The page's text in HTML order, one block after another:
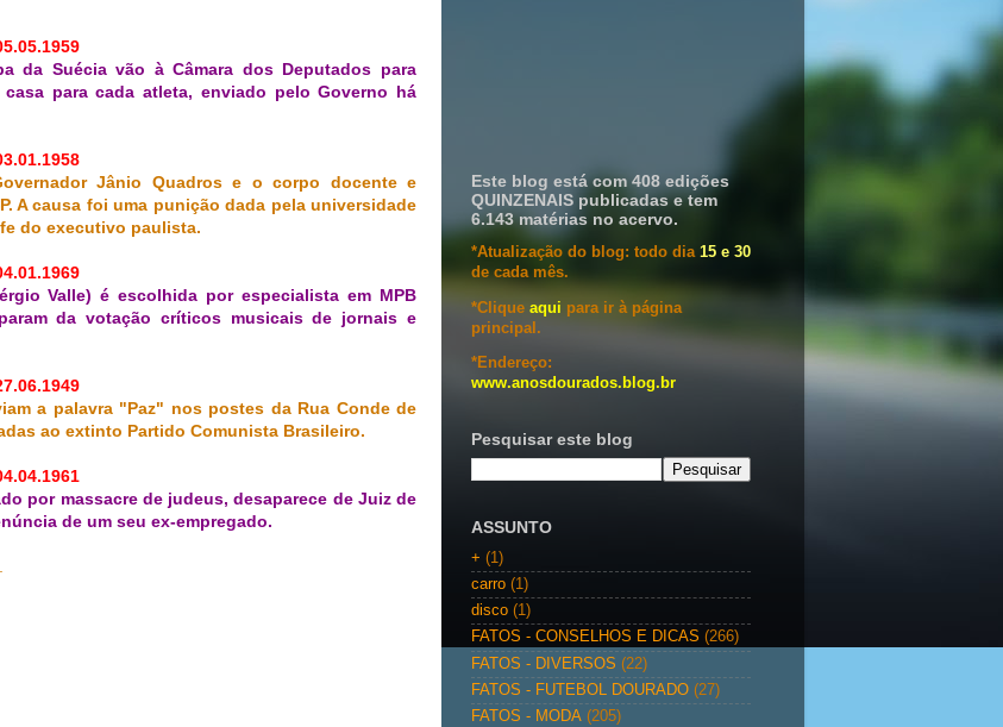
da Suécia vão à Câmara dos Deputados para
para cada atleta, enviado pelo Governo há
Jânio Quadros e o corpo docente e
A causa foi uma punição dada pela universidade
do executivo paulista.
Valle) é escolhida por especialista em MPB
da votação críticos musicais de jornais e
a palavra "Paz" nos postes da Rua Conde de
ao extinto Partido Comunista Brasileiro.
por massacre de judeus, desaparece de Juiz de
de um seu ex-empregado.
.
Este blog está com 408 edições
QUINZENAIS publicadas e tem
6.143 matérias no acervo.
*Atualização do blog: todo dia 15 e 30
de cada mês.
*Clique aqui para ir à página
principal.
*Endereço:
www.anosdourados.blog.br
Pesquisar este blog
ASSUNTO
+ (1)
carro (1)
disco (1)
FATOS - CONSELHOS E DICAS (266)
FATOS - DIVERSOS (22)
FATOS - FUTEBOL DOURADO (27)
FATOS - MODA (205)